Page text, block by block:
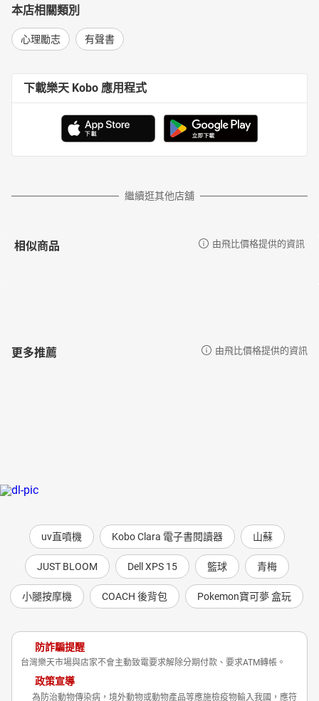
本店相關類別
心理勵志 有聲書
下載樂天 Kobo 應用程式
繼續逛其他店舖
相似商品 由飛比價格提供的資訊
更多推薦 由飛比價格提供的資訊
uv直噴機 Kobo Clara 電子書閱讀器 山蘇
JUST BLOOM Dell XPS 15 籃球 青梅
小腿按摩機 COACH 後背包 Pokemon寶可夢 盒玩
防詐騙提醒
台灣樂天市場與店家不會主動致電要求解除分期付款、要求ATM轉帳。
政策宣導
為防治動物傳染病，境外動物或動物產品等應施檢疫物輸入我國，應符